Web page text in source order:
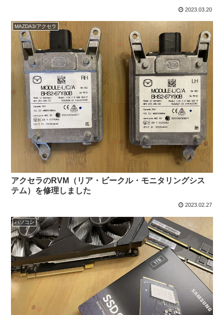
2023.03.20
MAZDA3/アクセラ
アクセラのRVM（リア・ビークル・モニタリングシス
テム）を修理しました
2023.02.27
パソコン